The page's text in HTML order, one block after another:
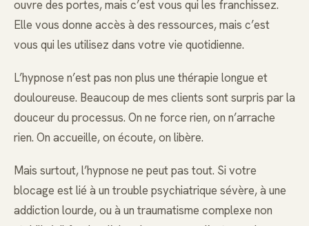
ouvre des portes, mais c’est vous qui les franchissez.
Elle vous donne accès à des ressources, mais c’est
vous qui les utilisez dans votre vie quotidienne.
L’hypnose n’est pas non plus une thérapie longue et
douloureuse. Beaucoup de mes clients sont surpris par la
douceur du processus. On ne force rien, on n’arrache
rien. On accueille, on écoute, on libère.
Mais surtout, l’hypnose ne peut pas tout. Si votre
blocage est lié à un trouble psychiatrique sévère, à une
addiction lourde, ou à un traumatisme complexe non